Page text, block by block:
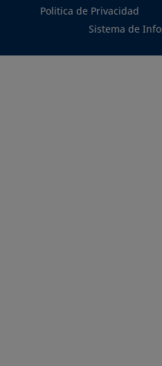
Politica de Privacidad
Sistema de